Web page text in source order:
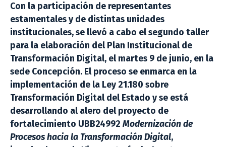
Con la participación de representantes
estamentales y de distintas unidades
institucionales, se llevó a cabo el segundo taller
para la elaboración del Plan Institucional de
Transformación Digital, el martes 9 de junio, en la
sede Concepción. El proceso se enmarca en la
implementación de la Ley 21.180 sobre
Transformación Digital del Estado y se está
desarrollando al alero del proyecto de
fortalecimiento UBB24992 Modernización de
Procesos hacia la Transformación Digital,